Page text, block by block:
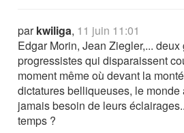
parkwiliga, 11 juin 11:01
Edgar Morin, Jean Ziegler,...
progressistes qui disparaissent
moment même où devant la
dictatures belliqueuses, le monde
jamais besoin de leurs
temps ?